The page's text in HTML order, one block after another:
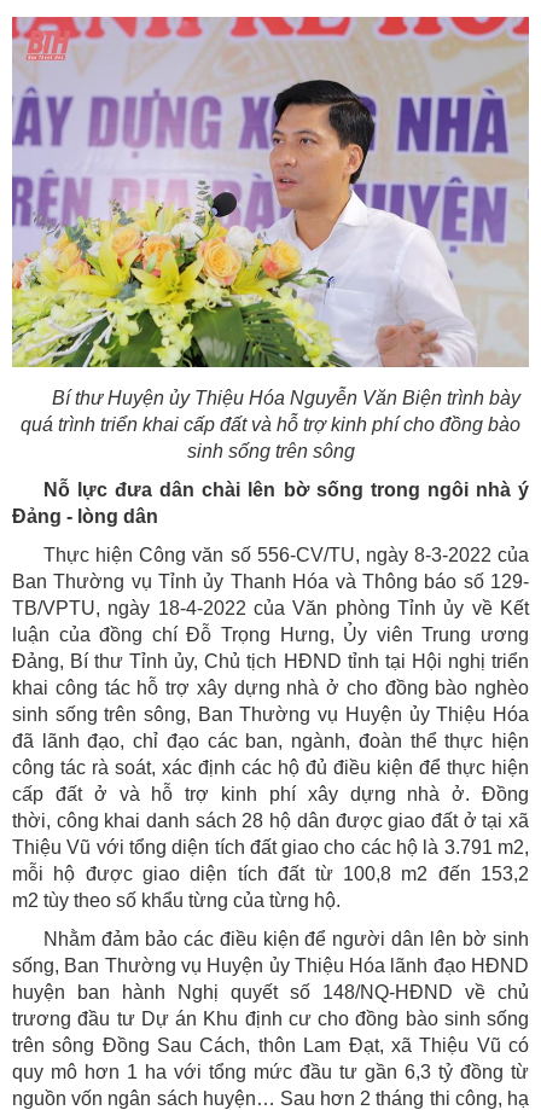
Bí thư Huyện ủy Thiệu Hóa Nguyễn Văn Biện trình bày
quá trình triển khai cấp đất và hỗ trợ kinh phí cho đồng bào
sinh sống trên sông
Nỗ lực đưa dân chài lên bờ sống trong ngôi nhà ý
Đảng - lòng dân
Thực hiện Công văn số 556-CV/TU, ngày 8-3-2022 của
Ban Thường vụ Tỉnh ủy Thanh Hóa và Thông báo số 129-
TB/VPTU, ngày 18-4-2022 của Văn phòng Tỉnh ủy về Kết
luận của đồng chí Đỗ Trọng Hưng, Ủy viên Trung ương
Đảng, Bí thư Tỉnh ủy, Chủ tịch HĐND tỉnh tại Hội nghị triển
khai công tác hỗ trợ xây dựng nhà ở cho đồng bào nghèo
sinh sống trên sông, Ban Thường vụ Huyện ủy Thiệu Hóa
đã lãnh đạo, chỉ đạo các ban, ngành, đoàn thể thực hiện
công tác rà soát, xác định các hộ đủ điều kiện để thực hiện
cấp đất ở và hỗ trợ kinh phí xây dựng nhà ở. Đồng
thời, công khai danh sách 28 hộ dân được giao đất ở tại xã
Thiệu Vũ với tổng diện tích đất giao cho các hộ là 3.791 m2,
mỗi hộ được giao diện tích đất từ 100,8 m2 đến 153,2
m2 tùy theo số khẩu từng của từng hộ.
Nhằm đảm bảo các điều kiện để người dân lên bờ sinh
sống, Ban Thường vụ Huyện ủy Thiệu Hóa lãnh đạo HĐND
huyện ban hành Nghị quyết số 148/NQ-HĐND về chủ
trương đầu tư Dự án Khu định cư cho đồng bào sinh sống
trên sông Đồng Sau Cách, thôn Lam Đạt, xã Thiệu Vũ có
quy mô hơn 1 ha với tổng mức đầu tư gần 6,3 tỷ đồng từ
nguồn vốn ngân sách huyện… Sau hơn 2 tháng thi công, hạ